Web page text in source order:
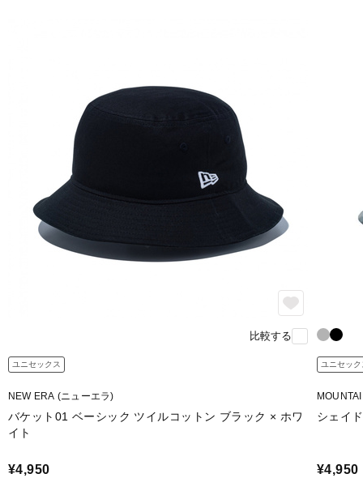
比較する
ユニセックス
NEW ERA (ニューエラ)
バケット01 ベーシック ツイルコットン ブラック × ホワ
イト
¥4,950
ユニセック
シェイ
¥4,950